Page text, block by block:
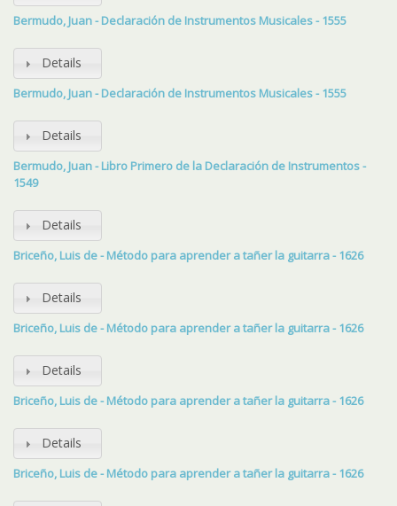
Bermudo, Juan - Declaración de Instrumentos Musicales - 1555
Details
Bermudo, Juan - Declaración de Instrumentos Musicales - 1555
Details
Bermudo, Juan - Libro Primero de la Declaración de Instrumentos -
1549
Details
Briceño, Luis de - Método para aprender a tañer la guitarra - 1626
Details
Briceño, Luis de - Método para aprender a tañer la guitarra - 1626
Details
Briceño, Luis de - Método para aprender a tañer la guitarra - 1626
Details
Briceño, Luis de - Método para aprender a tañer la guitarra - 1626